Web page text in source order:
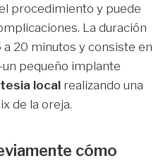
procedimiento y puede
La duración
20 minutos y consiste en
pequeño implante
local realizando una
de la oreja.
cómo